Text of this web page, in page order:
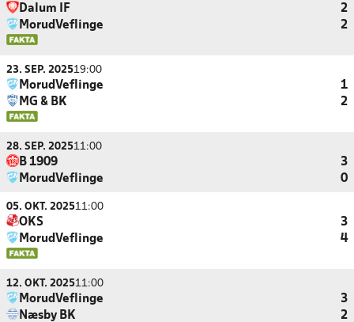
Dalum IF
2
MorudVeflinge
2
23. SEP. 202519:00
MorudVeflinge
1
MG & BK
2
28. SEP. 202511:00
B 1909
3
MorudVeflinge
0
05. OKT. 202511:00
OKS
3
MorudVeflinge
4
12. OKT. 202511:00
MorudVeflinge
3
Næsby BK
2